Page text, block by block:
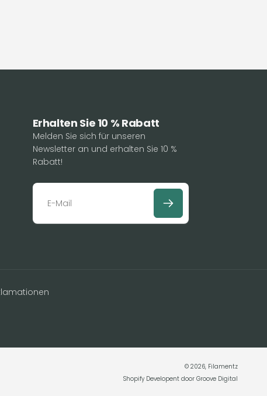
Erhalten Sie 10 % Rabatt
Melden Sie sich für unseren
Newsletter an und erhalten Sie 10 %
Rabatt!
E
l
© 2026, Filamentz
Shopify Developent door Groove Digital